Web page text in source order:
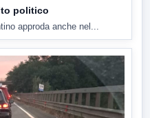
politico
approda anche nel...